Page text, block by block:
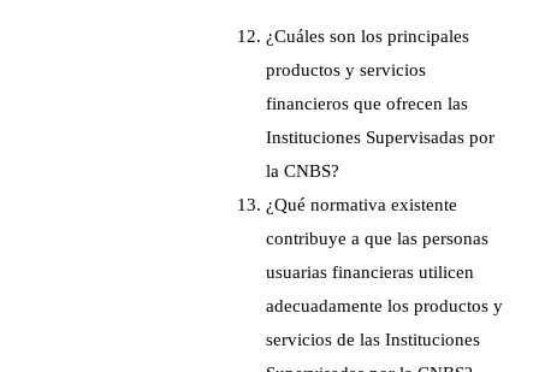
¿Cuáles son los principales
productos y servicios
financieros que ofrecen las
Instituciones Supervisadas por
la CNBS?
¿Qué normativa existente
contribuye a que las personas
usuarias financieras utilicen
adecuadamente los productos y
servicios de las Instituciones